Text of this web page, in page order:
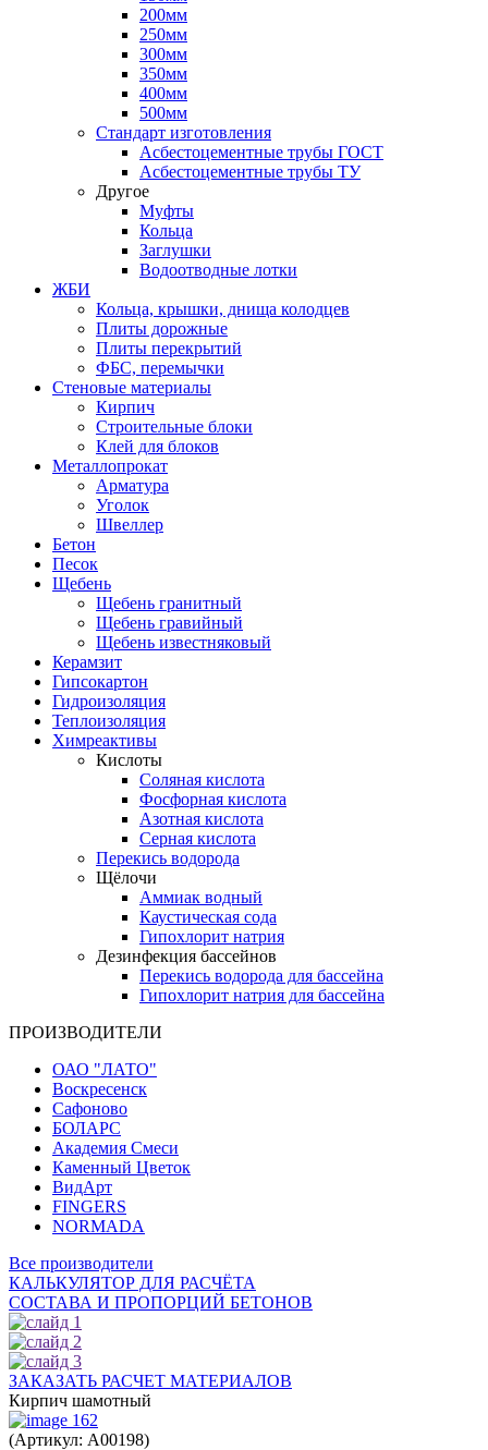
200мм
250мм
300мм
350мм
400мм
500мм
Стандарт изготовления
Асбестоцементные трубы ГОСТ
Асбестоцементные трубы ТУ
Другое
Муфты
Кольца
Заглушки
Водоотводные лотки
ЖБИ
Кольца, крышки, днища колодцев
Плиты дорожные
Плиты перекрытий
ФБС, перемычки
Стеновые материалы
Кирпич
Строительные блоки
Клей для блоков
Металлопрокат
Арматура
Уголок
Швеллер
Бетон
Песок
Щебень
Щебень гранитный
Щебень гравийный
Щебень известняковый
Керамзит
Гипсокартон
Гидроизоляция
Теплоизоляция
Химреактивы
Кислоты
Соляная кислота
Фосфорная кислота
Азотная кислота
Серная кислота
Перекись водорода
Щёлочи
Аммиак водный
Каустическая сода
Гипохлорит натрия
Дезинфекция бассейнов
Перекись водорода для бассейна
Гипохлорит натрия для бассейна
ПРОИЗВОДИТЕЛИ
ОАО "ЛАТО"
Воскресенск
Сафоново
БОЛАРС
Академия Смеси
Каменный Цветок
ВидАрт
FINGERS
NORMADA
Все производители
КАЛЬКУЛЯТОР ДЛЯ РАСЧЁТА
СОСТАВА И ПРОПОРЦИЙ БЕТОНОВ
ЗАКАЗАТЬ РАСЧЕТ МАТЕРИАЛОВ
Кирпич шамотный
(Артикул: A00198)